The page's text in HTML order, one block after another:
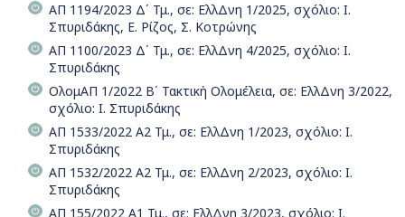
ΑΠ 1194/2023 Δ΄ Τμ., σε: ΕλλΔνη 1/2025, σχόλιο: Ι.
Σπυριδάκης, Ε. Ρίζος, Σ. Κοτρώνης
ΑΠ 1100/2023 Δ΄ Τμ., σε: ΕλλΔνη 4/2025, σχόλιο: Ι.
Σπυριδάκης
ΟλομΑΠ 1/2022 Β΄ Τακτική Ολομέλεια, σε: ΕλλΔνη 3/2022,
σχόλιο: Ι. Σπυριδάκης
ΑΠ 1533/2022 Α2 Τμ., σε: ΕλλΔνη 1/2023, σχόλιο: Ι.
Σπυριδάκης
ΑΠ 1532/2022 Α2 Τμ., σε: ΕλλΔνη 2/2023, σχόλιο: Ι.
Σπυριδάκης
ΑΠ 155/2022 Α1 Τμ., σε: ΕλλΔνη 3/2023, σχόλιο: Ι.